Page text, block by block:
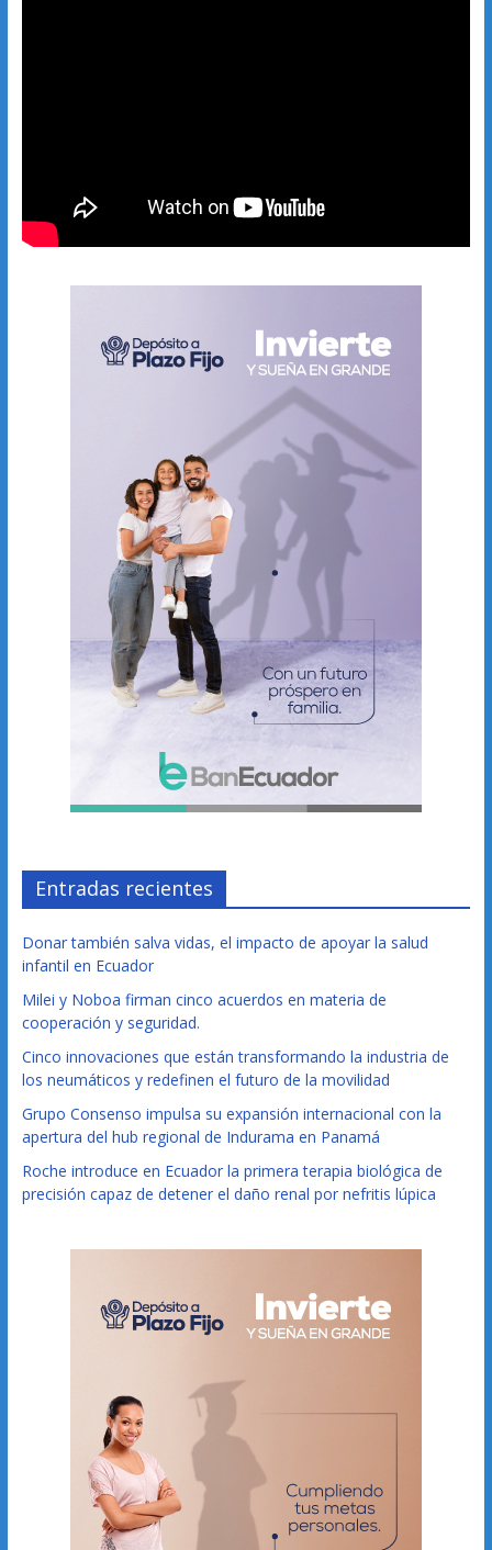
Entradas recientes
Donar también salva vidas, el impacto de apoyar la salud
infantil en Ecuador
Milei y Noboa firman cinco acuerdos en materia de
cooperación y seguridad.
Cinco innovaciones que están transformando la industria de
los neumáticos y redefinen el futuro de la movilidad
Grupo Consenso impulsa su expansión internacional con la
apertura del hub regional de Indurama en Panamá
Roche introduce en Ecuador la primera terapia biológica de
precisión capaz de detener el daño renal por nefritis lúpica